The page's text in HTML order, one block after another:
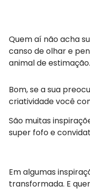
​Quem aí não acha
canso de olhar e
animal de
Bom, se a sua
criatividade você
São muitas
super fofo e
Em algumas
transformada. E